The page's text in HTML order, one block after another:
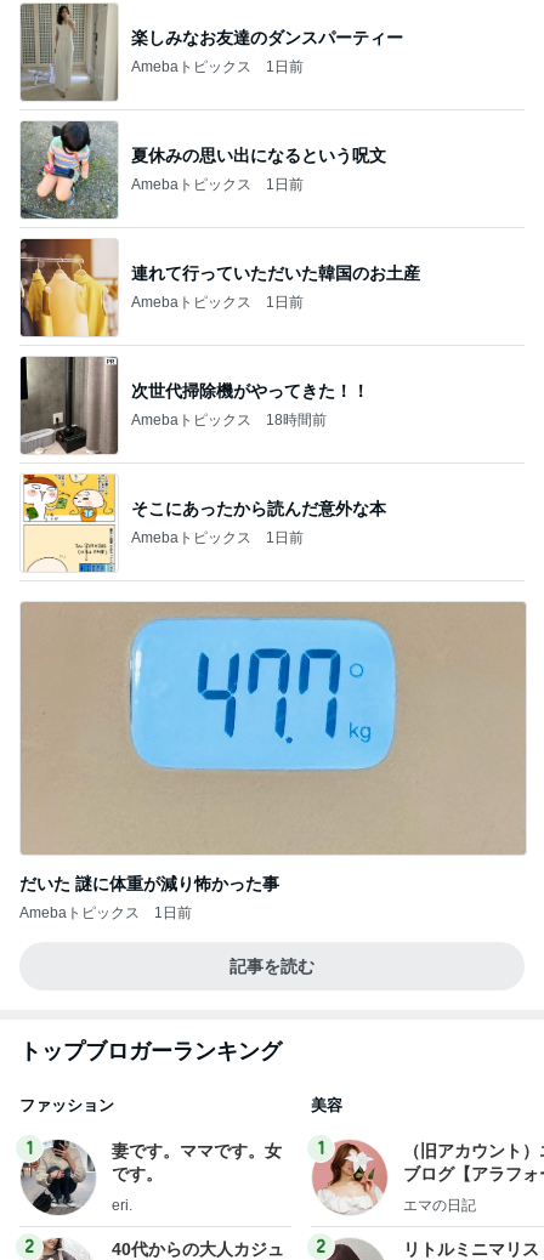
楽しみなお友達のダンスパーティー
Amebaトピックス 1日前
夏休みの思い出になるという呪文
Amebaトピックス 1日前
連れて行っていただいた韓国のお土産
Amebaトピックス 1日前
次世代掃除機がやってきた！！
Amebaトピックス 18時間前
そこにあったから読んだ意外な本
Amebaトピックス 1日前
だいた 謎に体重が減り怖かった事
Amebaトピックス 1日前
記事を読む
トップブロガーランキング
ファッション
1
妻です。ママです。女
です。
eri.
2
40代からの大人カジュ
美容
1
（旧アカウント
ブログ【アラフォ
社売却セカンドラ
エマの日記
2
リトルミニマリス